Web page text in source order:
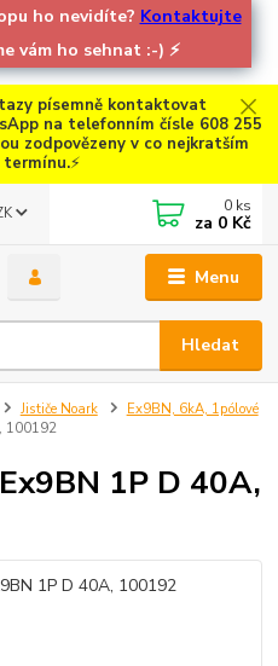
ho nevidíte? Kontaktujte
vám ho sehnat :-) ⚡
písemně kontaktovat
na telefonním čísle 608 255
zodpovězeny v co nejkratším
termínu.⚡
Menu
Hledat
0 ks
za 0 Kč
Jističe Noark
Ex9BN, 6kA, 1pólové
100192
1P D 40A,